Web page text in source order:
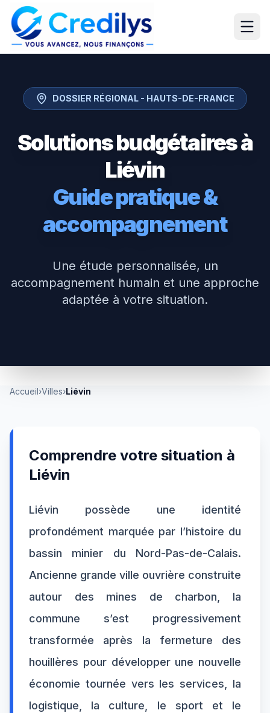
DOSSIER RÉGIONAL - HAUTS-DE-FRANCE
Solutions budgétaires à
Liévin
Guide pratique &
accompagnement
Une étude personnalisée, un
accompagnement humain et une approche
adaptée à votre situation.
Accueil›Villes›Liévin
Comprendre votre situation à
Liévin
Liévin possède une identité
profondément marquée par l’histoire du
bassin minier du Nord-Pas-de-Calais.
Ancienne grande ville ouvrière construite
autour des mines de charbon, la
commune s’est progressivement
transformée après la fermeture des
houillères pour développer une nouvelle
économie tournée vers les services, la
logistique, la culture, le sport et le